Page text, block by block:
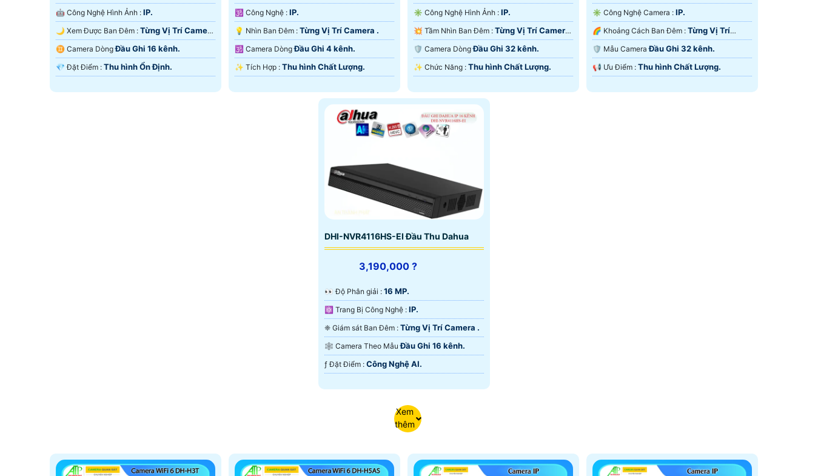
🤖️ Công Nghệ Hình Ảnh : IP.
🌙 Xem Được Ban Đêm : Từng Vị Trí Camera
.
♊ Camera DòngĐầu Ghi 16 kênh.
️💎 Đặt Điểm : Thu hình Ổn Định.
🕉️ Công Nghệ : IP.
💡 Nhìn Ban Đêm : Từng Vị Trí Camera .
🕉️ Camera DòngĐầu Ghi 4 kênh.
️✨ Tích Hợp : Thu hình Chất Lượng.
✳️ Công Nghệ Hình Ảnh : IP.
💥 Tầm Nhìn Ban Đêm : Từng Vị Trí Camera
.
🛡 Camera DòngĐầu Ghi 32 kênh.
️✨ Chức Năng : Thu hình Chất Lượng.
✳️ Công Nghệ Camera : IP.
🌈 Khoảng Cách Ban Đêm : Từng Vị Trí
Camera .
🛡 Mẫu CameraĐầu Ghi 32 kênh.
️📢 Ưu Điểm : Thu hình Chất Lượng.
DHI-NVR4116HS-EI Đầu Thu Dahua
3,190,000 ?
️👀 Độ Phân giải : 16 MP.
⚛️ Trang Bị Công Nghệ : IP.
❈ Giám sát Ban Đêm : Từng Vị Trí Camera .
🕸️ Camera Theo MẫuĐầu Ghi 16 kênh.
️ƒ Đặt Điểm : Công Nghệ AI.
Xem
thêm